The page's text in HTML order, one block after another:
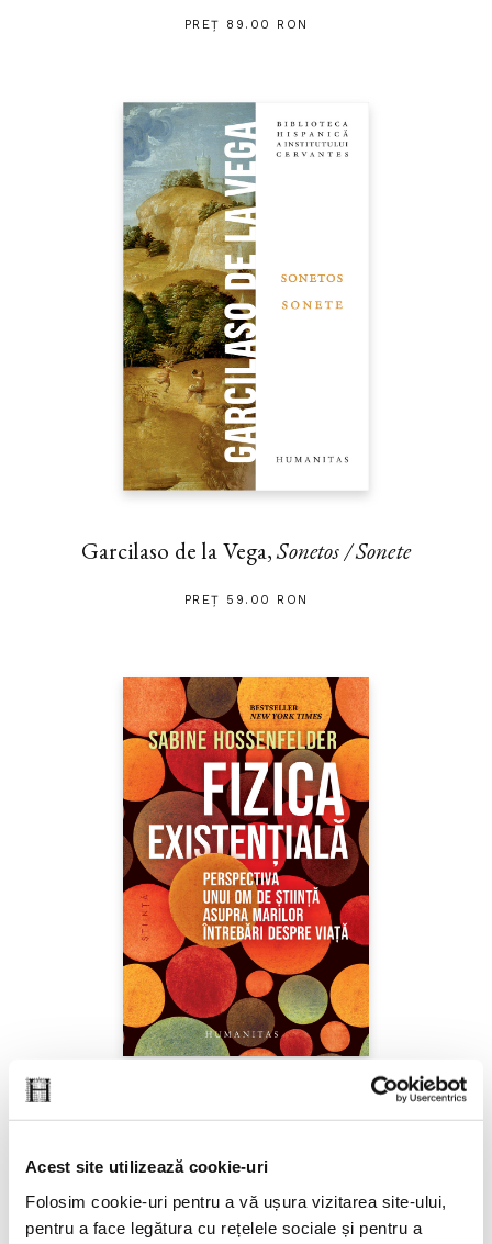
Acest site utilizează cookie-uri
Folosim cookie-uri pentru a vă ușura vizitarea site-ului,
pentru a face legătura cu rețelele sociale și pentru a
PREȚ 89.00 RON
Garcilaso de la Vega,Sonetos / Sonete
PREȚ 59.00 RON
Sabine Hossenfelder,Fizica existenţială
PREȚ 71.99 RON